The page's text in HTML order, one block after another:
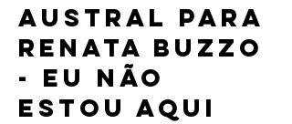
Austral para
Renata Buzzo
- Eu Não
Estou Aqui